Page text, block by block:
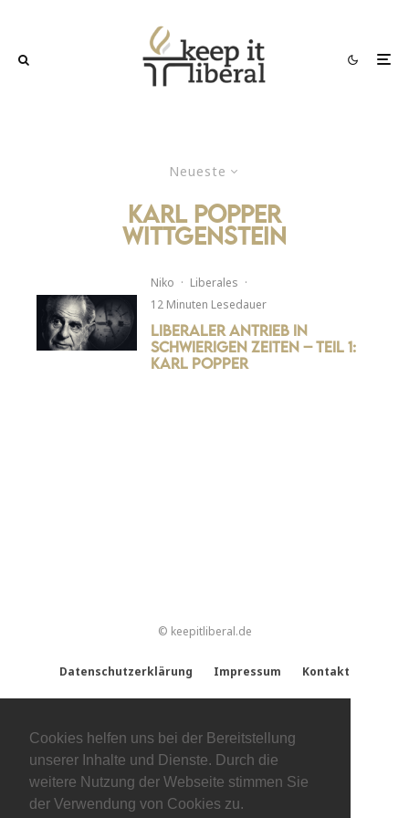
Cookies helfen uns bei der Bereitstellung
unserer Inhalte und Dienste. Durch die
weitere Nutzung der Webseite stimmen Sie
der Verwendung von Cookies zu.
Neueste
Karl Popper
Wittgenstein
Niko · Liberales ·
12 Minuten Lesedauer
Liberaler Antrieb in
schwierigen Zeiten – Teil 1:
Karl Popper
© keepitliberal.de
Datenschutzerklärung Impressum Kontakt